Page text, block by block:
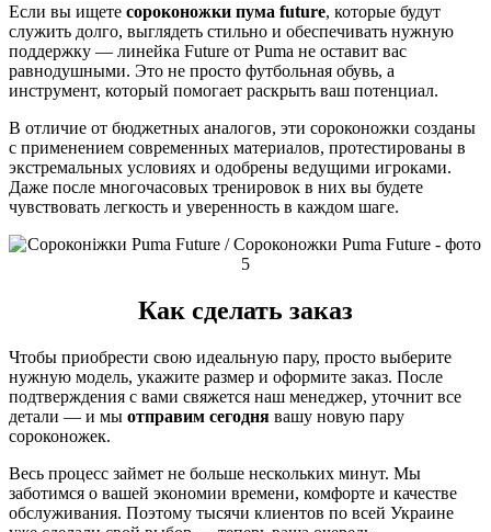
Если вы ищете сороконожки пума future, которые будут
служить долго, выглядеть стильно и обеспечивать нужную
поддержку — линейка Future от Puma не оставит вас
равнодушными. Это не просто футбольная обувь, а
инструмент, который помогает раскрыть ваш потенциал.
В отличие от бюджетных аналогов, эти сороконожки созданы
с применением современных материалов, протестированы в
экстремальных условиях и одобрены ведущими игроками.
Даже после многочасовых тренировок в них вы будете
чувствовать легкость и уверенность в каждом шаге.
Как сделать заказ
Чтобы приобрести свою идеальную пару, просто выберите
нужную модель, укажите размер и оформите заказ. После
подтверждения с вами свяжется наш менеджер, уточнит все
детали — и мы отправим сегодня вашу новую пару
сороконожек.
Весь процесс займет не больше нескольких минут. Мы
заботимся о вашей экономии времени, комфорте и качестве
обслуживания. Поэтому тысячи клиентов по всей Украине